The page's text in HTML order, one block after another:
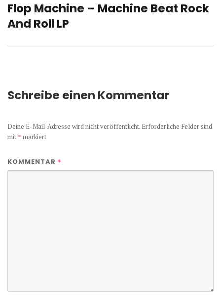
Nächster
Beitrag:
Flop Machine – Machine Beat Rock
And Roll LP
Schreibe einen Kommentar
Deine E-Mail-Adresse wird nicht veröffentlicht. Erforderliche Felder sind
mit * markiert
KOMMENTAR *